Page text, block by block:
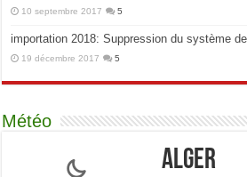
10 septembre 2017 5
importation 2018: Suppression du système
19 décembre 2017 5
Météo
Alger